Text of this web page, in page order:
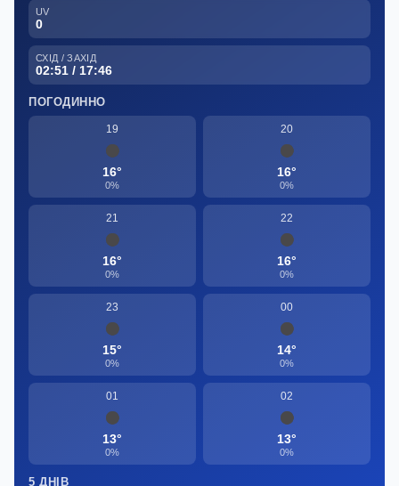
UV
0
СХІД / ЗАХІД
02:51 / 17:46
ПОГОДИННО
19
16°
0%
20
16°
0%
21
16°
0%
22
16°
0%
23
15°
0%
00
14°
0%
01
13°
0%
02
13°
0%
5 ДНІВ